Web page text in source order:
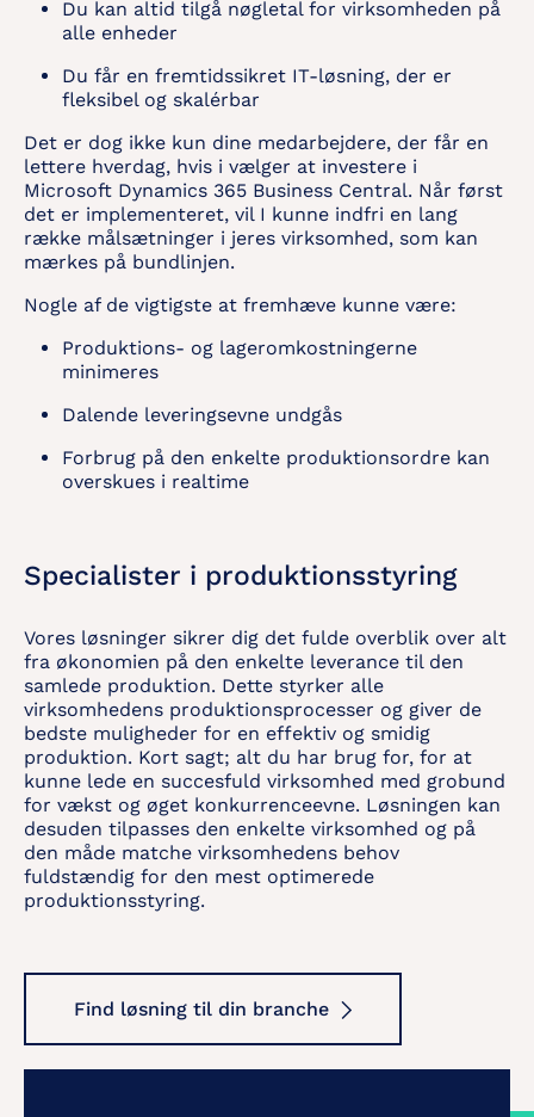
Du kan altid tilgå nøgletal for virksomheden på
alle enheder
Du får en fremtidssikret IT-løsning, der er
fleksibel og skalérbar
Det er dog ikke kun dine medarbejdere, der får en
lettere hverdag, hvis i vælger at investere i
Microsoft Dynamics 365 Business Central. Når først
det er implementeret, vil I kunne indfri en lang
række målsætninger i jeres virksomhed, som kan
mærkes på bundlinjen.
Nogle af de vigtigste at fremhæve kunne være:
Produktions- og lageromkostningerne
minimeres
Dalende leveringsevne undgås
Forbrug på den enkelte produktionsordre kan
overskues i realtime
Specialister i produktionsstyring
Vores løsninger sikrer dig det fulde overblik over alt
fra økonomien på den enkelte leverance til den
samlede produktion. Dette styrker alle
virksomhedens produktionsprocesser og giver de
bedste muligheder for en effektiv og smidig
produktion. Kort sagt; alt du har brug for, for at
kunne lede en succesfuld virksomhed med grobund
for vækst og øget konkurrenceevne. Løsningen kan
desuden tilpasses den enkelte virksomhed og på
den måde matche virksomhedens behov
fuldstændig for den mest optimerede
produktionsstyring.
Find løsning til din branche